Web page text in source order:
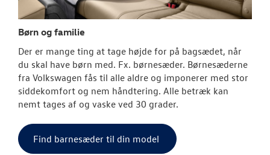
Børn og familie
Der er mange ting at tage højde for på bagsædet, når
du skal have børn med. Fx. børnesæder. Børnesæderne
fra Volkswagen fås til alle aldre og imponerer med stor
siddekomfort og nem håndtering. Alle betræk kan
nemt tages af og vaske ved 30 grader.
Find barnesæder til din model